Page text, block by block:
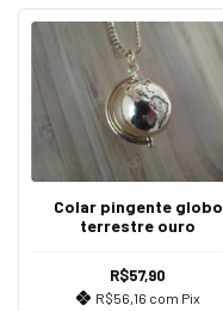
Colar pingente globo
terrestre ouro
R$57,90
R$56,16 com Pix